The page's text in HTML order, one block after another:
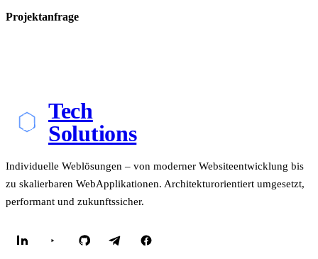
Projektanfrage
Tech
Solutions
Individuelle Weblösungen – von moderner Websiteentwicklung bis
zu skalierbaren WebApplikationen. Architekturorientiert umgesetzt,
performant und zukunftssicher.